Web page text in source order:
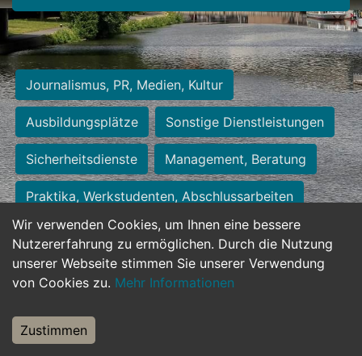
Wir verwenden Cookies, um Ihnen eine bessere
Nutzererfahrung zu ermöglichen. Durch die Nutzung
unserer Webseite stimmen Sie unserer Verwendung
von Cookies zu. Mehr Informationen
Zustimmen
Journalismus, PR, Medien, Kultur
Ausbildungsplätze Sonstige Dienstleistungen
Sicherheitsdienste Management, Beratung
Praktika, Werkstudenten, Abschlussarbeiten
Personalwesen Assistenz, Sekretariat
Hilfskräfte, Aushilfs- und Nebenjobs
Weiterbildung, Studium, duale Ausbildung